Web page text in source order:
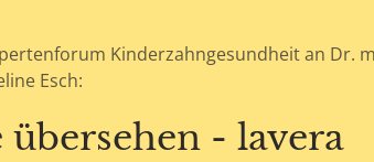
Kinderzahngesundheit an Dr.
Esch:
übersehen - lavera